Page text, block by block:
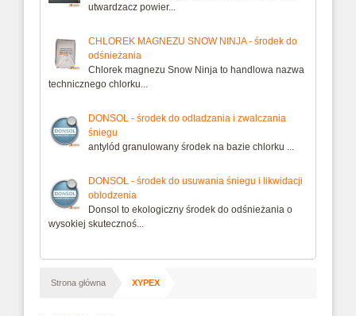
utwardzacz powier...
CHLOREK MAGNEZU SNOW NINJA - środek do
odśnieżania
Chlorek magnezu Snow Ninja to handlowa nazwa
technicznego chlorku...
DONSOL - środek do odladzania i zwalczania
śniegu
antylód granulowany środek na bazie chlorku ...
DONSOL - środek do usuwania śniegu i likwidacji
oblodzenia
Donsol to ekologiczny środek do odśnieżania o
wysokiej skutecznoś...
Strona główna XYPEX